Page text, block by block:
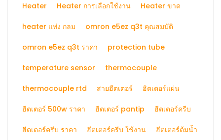
Heater Heater การเลือกใช้งาน Heater ขาด
heater แท่ง กลม omron e5ez q3t คุณสมบัติ
omron e5ez q3t ราคา protection tube
temperature sensor thermocouple
thermocouple rtd สายฮีตเตอร์ ฮิตเตอร์แผ่น
ฮีตเตอร์ 500w ราคา ฮีตเตอร์ pantip ฮีตเตอร์ครีบ
ฮีตเตอร์ครีบ ราคา ฮีตเตอร์ครีบ ใช้งาน ฮีตเตอร์ต้มน้ำ